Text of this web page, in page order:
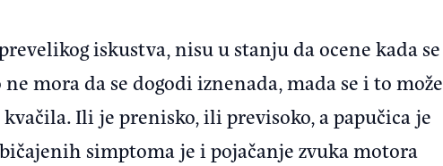
iskustva, nisu u stanju da ocene kada se
mora da se dogodi iznenada, mada se i to može
Ili je prenisko, ili previsoko, a papučica je
simptoma je i pojačanje zvuka motora